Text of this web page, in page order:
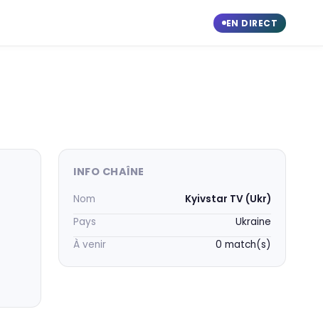
EN DIRECT
INFO CHAÎNE
Nom
Kyivstar TV (Ukr)
Pays
Ukraine
À venir
0 match(s)